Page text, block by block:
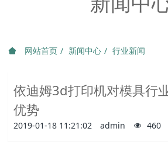
网站首页 新闻中心 行业新闻
依迪姆3d打印机对模具行
优势
2019-01-18 11:21:02 admin 460